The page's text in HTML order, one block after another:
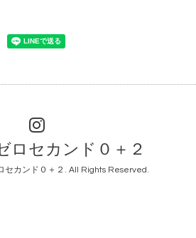
ロセカンド０＋２
セカンド０＋２ . All Rights Reserved.